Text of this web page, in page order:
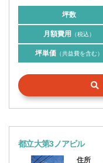
坪数
月額費用 （税込）
坪単価 （共益費を含む）
都立大第3ノアビル
住所